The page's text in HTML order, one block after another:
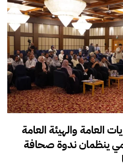
العامة والهيئة العامة
ينظمان ندوة صحافة